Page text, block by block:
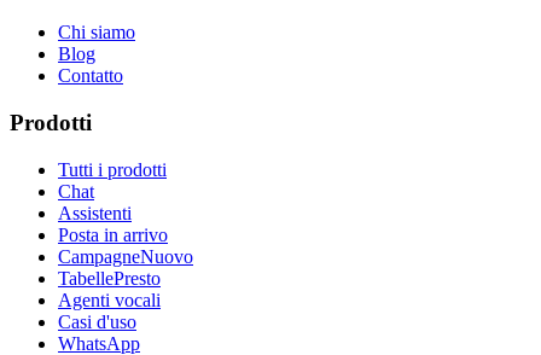
Chi siamo
Blog
Contatto
Prodotti
Tutti i prodotti
Chat
Assistenti
Posta in arrivo
CampagneNuovo
TabellePresto
Agenti vocali
Casi d'uso
WhatsApp